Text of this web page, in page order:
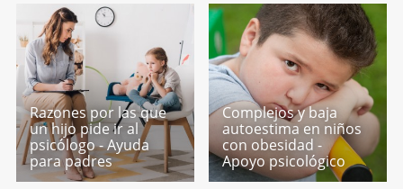
Razones por las que
un hijo pide ir al
psicólogo - Ayuda
para padres
Complejos y baja
autoestima en niños
con obesidad -
Apoyo psicológico